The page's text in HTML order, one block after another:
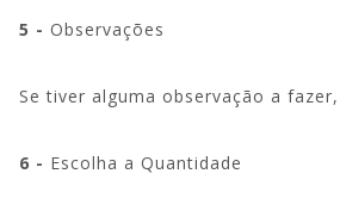
5 - Observações
Se tiver alguma observação a
6 - Escolha a Quantidade